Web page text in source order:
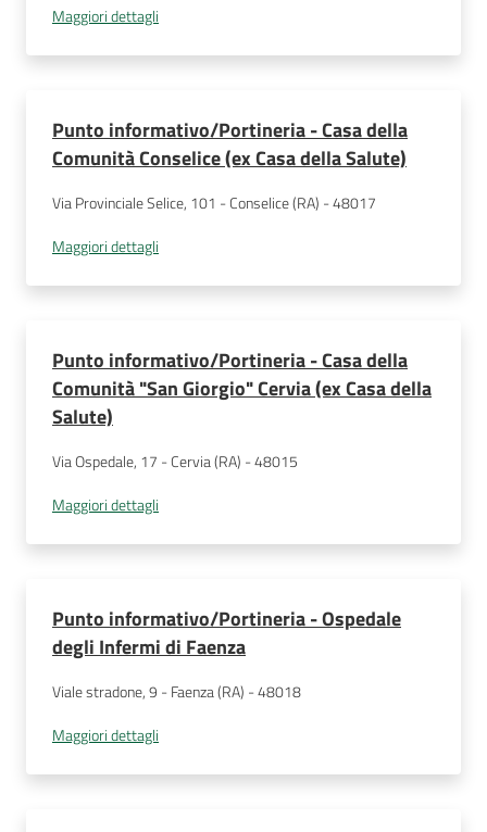
Maggiori dettagli
Punto informativo/Portineria - Casa della
Comunità Conselice (ex Casa della Salute)
Via Provinciale Selice, 101 - Conselice (RA) - 48017
Maggiori dettagli
Punto informativo/Portineria - Casa della
Comunità "San Giorgio" Cervia (ex Casa della
Salute)
Via Ospedale, 17 - Cervia (RA) - 48015
Maggiori dettagli
Punto informativo/Portineria - Ospedale
degli Infermi di Faenza
Viale stradone, 9 - Faenza (RA) - 48018
Maggiori dettagli